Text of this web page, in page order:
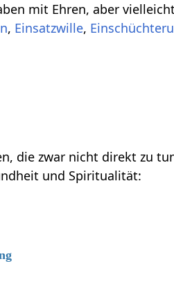
Einige Begriffe, die vielleicht
, ,
direkt zu tun haben mit
und Spiritualität: